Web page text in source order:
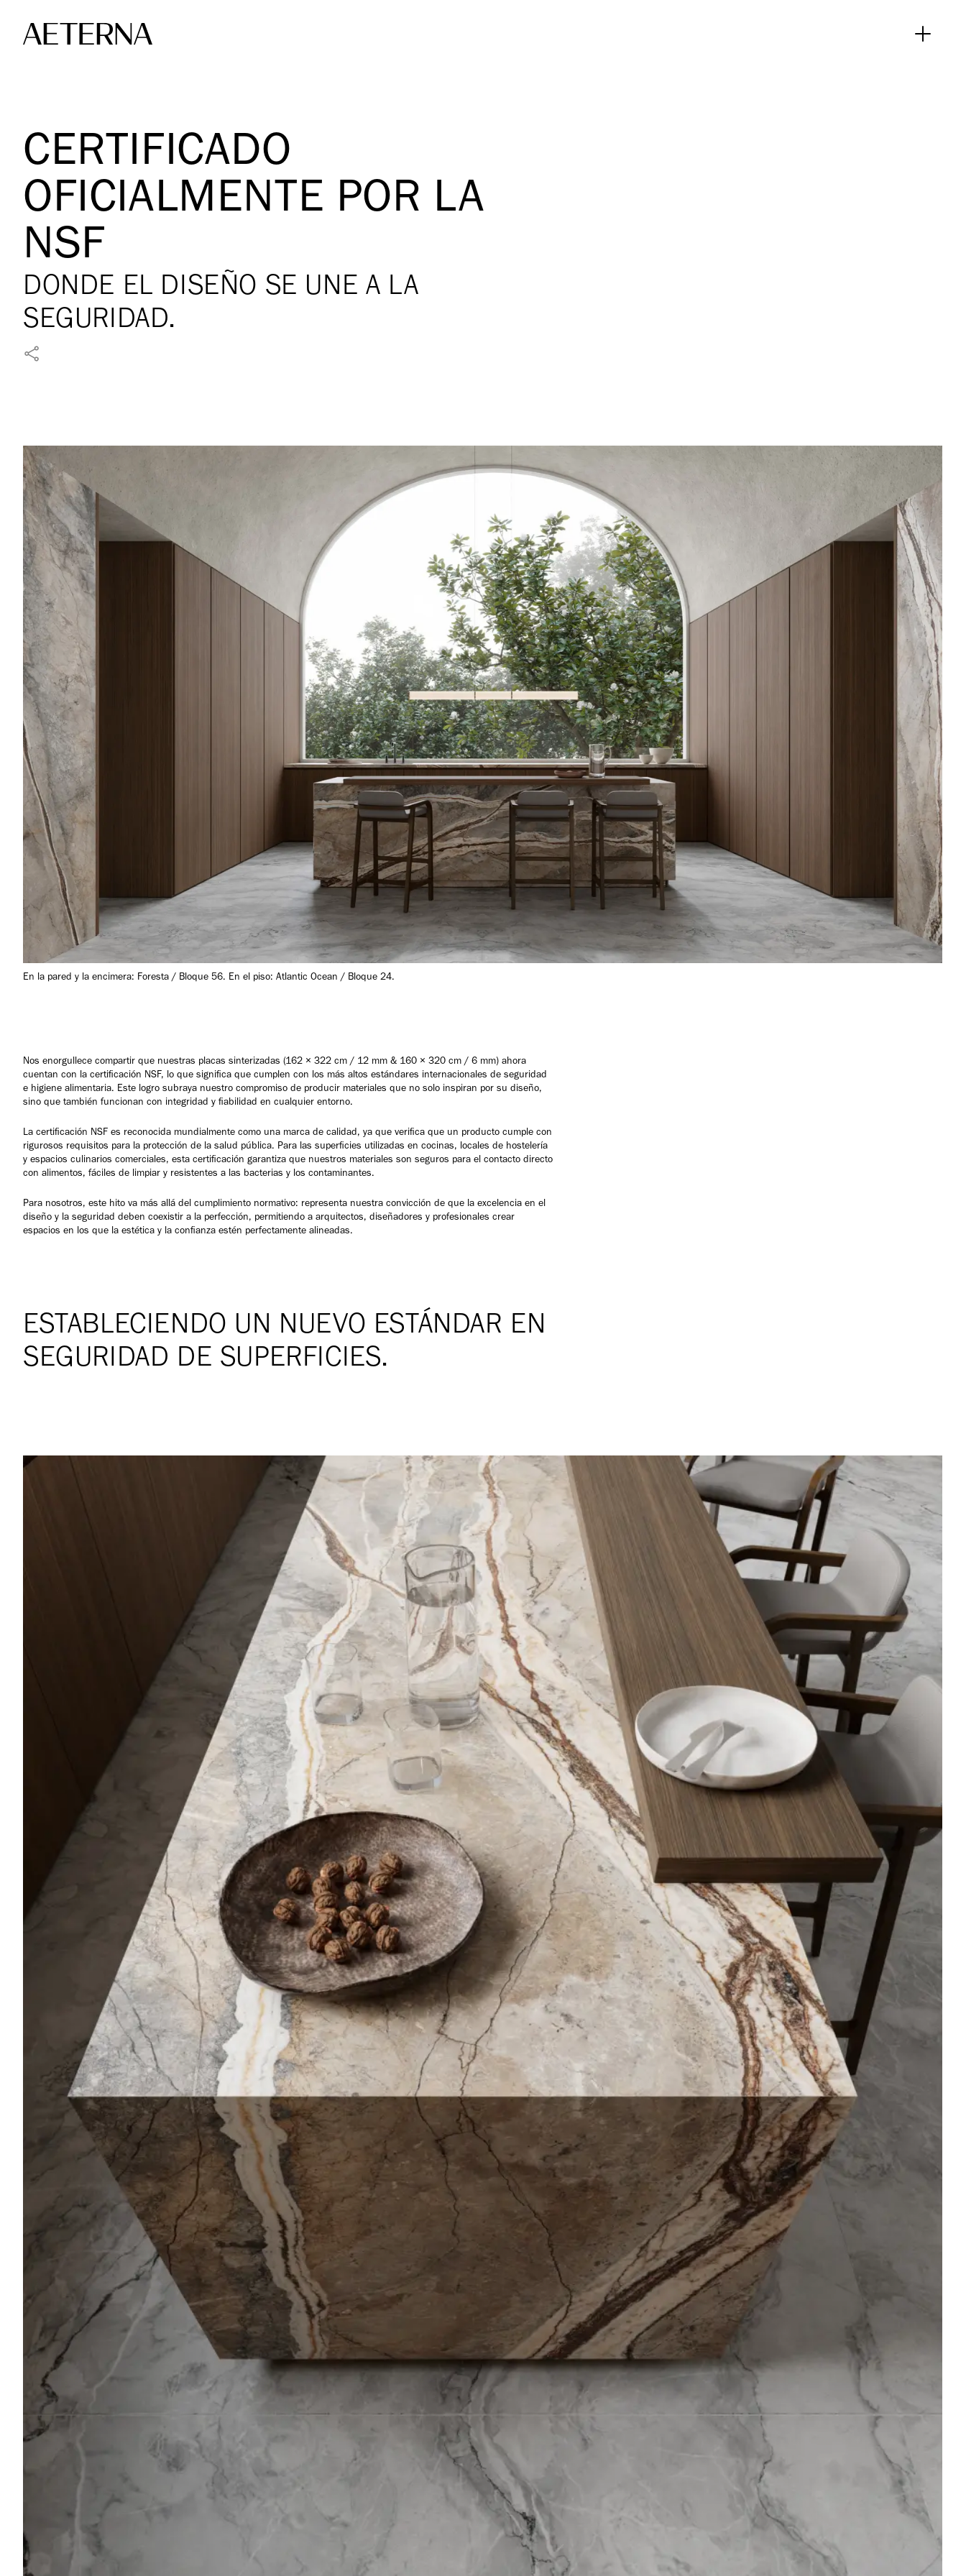
CERTIFICADO
OFICIALMENTE POR LA
NSF
DONDE EL DISEÑO SE UNE A LA
SEGURIDAD.
En la pared y la encimera: Foresta / Bloque 56. En el piso: Atlantic Ocean / Bloque 24.
Nos enorgullece compartir que nuestras placas sinterizadas (162 × 322 cm / 12 mm & 160 × 320 cm / 6 mm) ahora
cuentan con la certificación NSF, lo que significa que cumplen con los más altos estándares internacionales de seguridad
e higiene alimentaria. Este logro subraya nuestro compromiso de producir materiales que no solo inspiran por su diseño,
sino que también funcionan con integridad y fiabilidad en cualquier entorno.
La certificación NSF es reconocida mundialmente como una marca de calidad, ya que verifica que un producto cumple con
rigurosos requisitos para la protección de la salud pública. Para las superficies utilizadas en cocinas, locales de hostelería
y espacios culinarios comerciales, esta certificación garantiza que nuestros materiales son seguros para el contacto directo
con alimentos, fáciles de limpiar y resistentes a las bacterias y los contaminantes.
Para nosotros, este hito va más allá del cumplimiento normativo: representa nuestra convicción de que la excelencia en el
diseño y la seguridad deben coexistir a la perfección, permitiendo a arquitectos, diseñadores y profesionales crear
espacios en los que la estética y la confianza estén perfectamente alineadas.
ESTABLECIENDO UN NUEVO ESTÁNDAR EN
SEGURIDAD DE SUPERFICIES.